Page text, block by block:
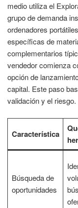
medio utiliza el
grupo de demanda
ordenadores
específicas de
complementarios
vendedor comienza
opción de
capital. Este paso
validación y el riesgo.
Característica
Búsqueda de
oportunidades